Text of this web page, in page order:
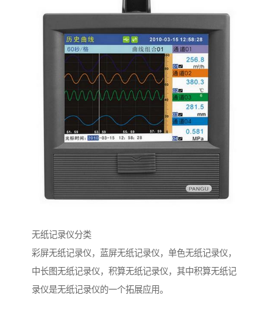
无纸记录仪分类
彩屏无纸记录仪，蓝屏无纸记录仪，单色无纸记录仪，
中长图无纸记录仪，积算无纸记录仪，其中积算无纸记
录仪是无纸记录仪的一个拓展应用。